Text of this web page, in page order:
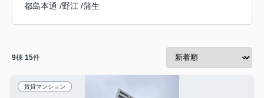
都島本通 /野江 /蒲生
9棟 15件
賃貸マンション